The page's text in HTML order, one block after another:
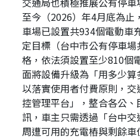
至今（2026）年4月底為止
車場已設置共934個電動車
定目標（台中市公有停車
格，依法須設置至少810個
面將設備升級為「用多少算
以落實使用者付費原則，
控管理平台」，整合各公
訊，車主只需透過「台中
周遭可用的充電樁與剩餘車